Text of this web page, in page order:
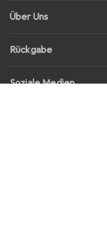
Über Uns
Rückgabe
Soziale Medien